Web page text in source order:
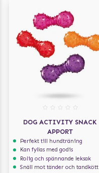
DOG ACTIVITY SNACK
APPORT
Perfekt till hundträning
Kan fyllas med godis
Rolig och spännande leksak
Snäll mot tänder och tandkött